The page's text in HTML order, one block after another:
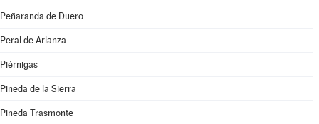
Peñaranda de Duero
Peral de Arlanza
Piérnigas
Pineda de la Sierra
Pineda Trasmonte